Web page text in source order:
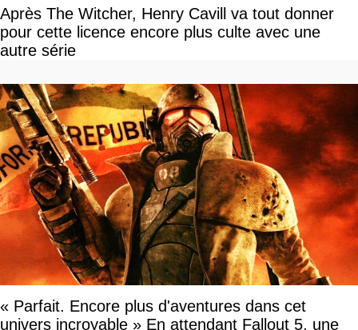
Après The Witcher, Henry Cavill va tout donner
pour cette licence encore plus culte avec une
autre série
« Parfait. Encore plus d'aventures dans cet
univers incroyable » En attendant Fallout 5, une